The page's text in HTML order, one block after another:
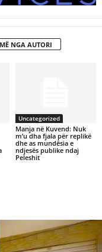
NGA AUTORI
Uncategorized
Manja në Kuvend: Nuk
m’u dha fjala për replikë
dhe as mundësia e
ndjesës publike ndaj
Peleshit